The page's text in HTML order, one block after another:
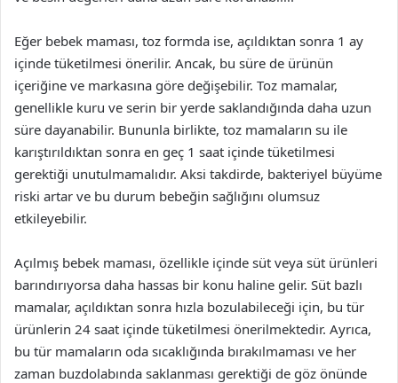
Eğer bebek maması, toz formda ise, açıldıktan sonra 1 ay
içinde tüketilmesi önerilir. Ancak, bu süre de ürünün
içeriğine ve markasına göre değişebilir. Toz mamalar,
genellikle kuru ve serin bir yerde saklandığında daha uzun
süre dayanabilir. Bununla birlikte, toz mamaların su ile
karıştırıldıktan sonra en geç 1 saat içinde tüketilmesi
gerektiği unutulmamalıdır. Aksi takdirde, bakteriyel büyüme
riski artar ve bu durum bebeğin sağlığını olumsuz
etkileyebilir.
Açılmış bebek maması, özellikle içinde süt veya süt ürünleri
barındırıyorsa daha hassas bir konu haline gelir. Süt bazlı
mamalar, açıldıktan sonra hızla bozulabileceği için, bu tür
ürünlerin 24 saat içinde tüketilmesi önerilmektedir. Ayrıca,
bu tür mamaların oda sıcaklığında bırakılmaması ve her
zaman buzdolabında saklanması gerektiği de göz önünde